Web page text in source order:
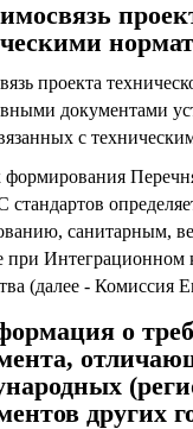
проекта
документами
с
санитарным,
при Интеграционном
(далее - Комиссия
о
других